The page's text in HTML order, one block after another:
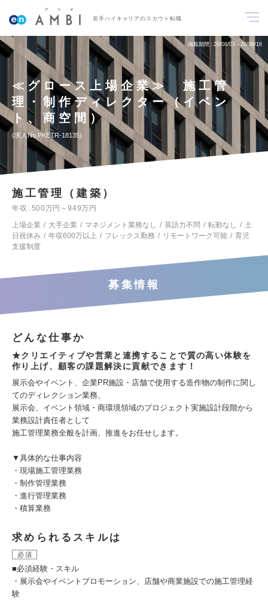
若手ハイキャリアのスカウト転職
掲載期間 26/08/03～26/08/16
≪グロース上場企業≫ 施工管
理・制作ディレクター（イベン
ト、商空間）
求人No.PKETR-18135
施工管理（建築）
年収
500万円～949万円
上場企業
大手企業 マネジメント業務なし 英語力不問 転勤なし
土
日祝休み
年収600万以上 フレックス勤務 リモートワーク可能
育児
支援制度
募集情報
どんな仕事か
★クリエイティブや営業と連携することで質の高い体験を
作り上げ、顧客の課題解決に貢献できます！
展示会やイベント、企業PR施設・店舗で使用する造作物の制作に関し
てのディレクション業務、
展示会、イベント領域・商環境領域のプロジェクト実施設計段階から
業務設計責任者として
施工管理業務全般を計画、推進をお任せします。
▼具体的な仕事内容
・現場施工管理業務
・制作管理業務
・進行管理業務
・積算業務
求められるスキルは
必須
■必須経験・スキル
・展示会やイベントプロモーション、店舗や商業施設での施工管理経
験